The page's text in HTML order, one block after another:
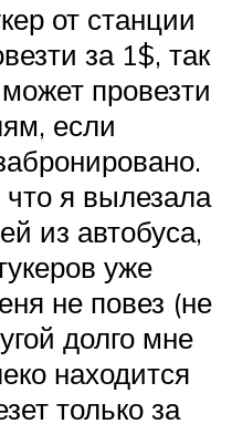
от станции
за 1$, так
провезти
если
я вылезала
из автобуса,
уже
не повез (не
долго мне
находится
только за